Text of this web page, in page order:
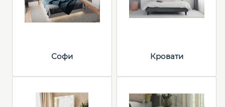
Софи Кровати